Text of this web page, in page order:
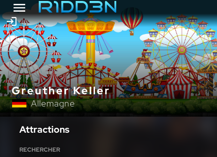
Greuther Keller
Allemagne
Attractions
RECHERCHER